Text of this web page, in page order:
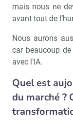
mais nous ne
avant tout de
Nous aurons
car beaucoup
avec l’IA.
Quel est
du marché ?